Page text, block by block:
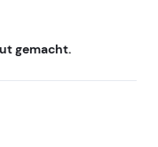
gemacht.